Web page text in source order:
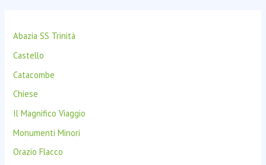
a
:
Abazia SS Trinità
Castello
Catacombe
Chiese
Il Magnifico Viaggio
Monumenti Minori
Orazio Flacco